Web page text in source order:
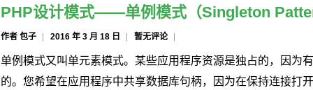
PHP设计模式——单例模式（Singleton
作者 包子 2016 年 3 月 18 日 暂无评论
单例模式又叫单元素模式。某些应用程序资源是独占的，因为
的。您希望在应用程序中共享数据库句柄，因为在保持连接打